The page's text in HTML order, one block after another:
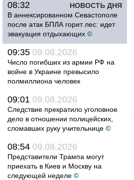
НОВОСТЬ ДНЯ
08:32
В аннексированном Севастополе
после атак БПЛА горит лес: идет
эвакуация отдыхающих ©
09:35 09.08.2026
Число погибших из армии РФ на
войне в Украине превысило
полмиллиона человек
09:01 09.08.2026
Следствие прекратило уголовное
дело в отношении полицейских,
сломавших руку учительнице ©
08:54 09.08.2026
Представители Трампа могут
приехать в Киев и Москву на
следующей неделе ©